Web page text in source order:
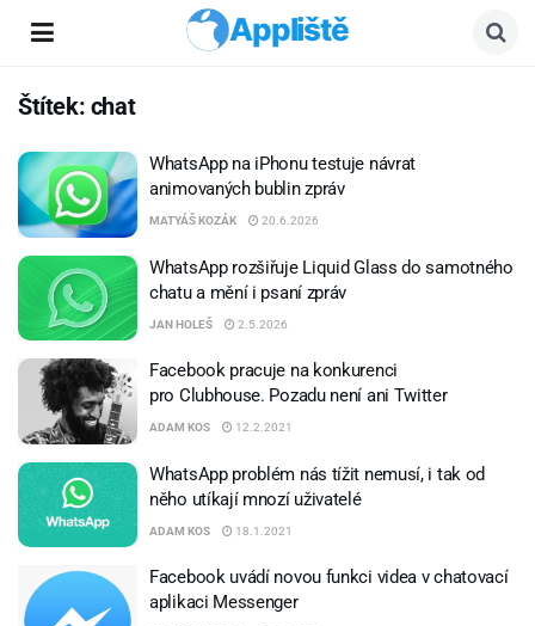
Appliště
Štítek: chat
WhatsApp na iPhonu testuje návrat
animovaných bublin zpráv
MATYÁŠ KOZÁK 20.6.2026
WhatsApp rozšiřuje Liquid Glass do samotného
chatu a mění i psaní zpráv
JAN HOLEŠ 2.5.2026
Facebook pracuje na konkurenci
pro Clubhouse. Pozadu není ani Twitter
ADAM KOS 12.2.2021
WhatsApp problém nás tížit nemusí, i tak od
něho utíkají mnozí uživatelé
ADAM KOS 18.1.2021
Facebook uvádí novou funkci videa v chatovací
aplikaci Messenger